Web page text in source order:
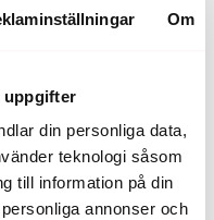
Om
uppgifter
din personliga data,
teknologi såsom
till information på din
annonser och
är ljust ute.
där du är
sänka blodtrycket och
behöver inte alltid